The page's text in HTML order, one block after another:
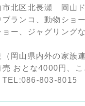
市北区北長瀬 岡山
ブランコ、動物ショ
ー、ジャグリング
（岡山県内外の家族連
売 おとな4000円、
TEL:086-803-8015